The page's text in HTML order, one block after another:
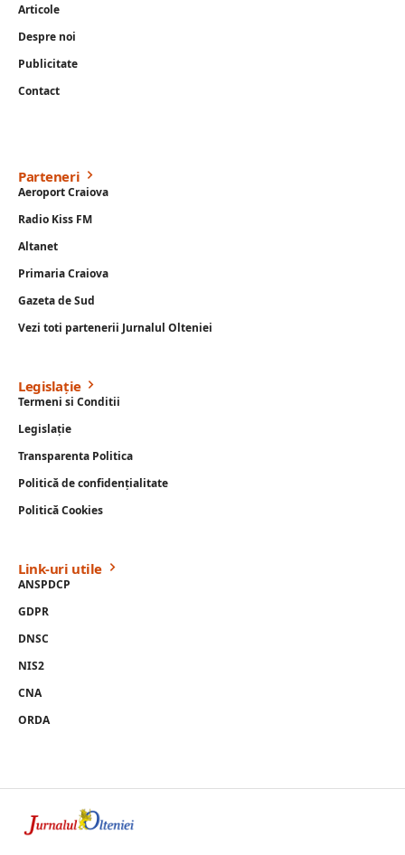
Articole
Despre noi
Publicitate
Contact
Parteneri
Aeroport Craiova
Radio Kiss FM
Altanet
Primaria Craiova
Gazeta de Sud
Vezi toti partenerii Jurnalul Olteniei
Legislație
Termeni si Conditii
Legislație
Transparenta Politica
Politică de confidențialitate
Politică Cookies
Link-uri utile
ANSPDCP
GDPR
DNSC
NIS2
CNA
ORDA